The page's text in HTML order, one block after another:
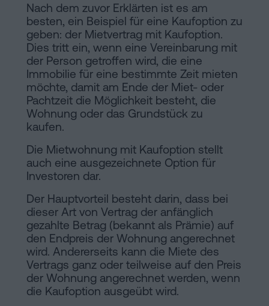
Nach dem zuvor Erklärten ist es am
besten, ein Beispiel für eine Kaufoption zu
geben: der Mietvertrag mit Kaufoption.
Dies tritt ein, wenn eine Vereinbarung mit
der Person getroffen wird, die eine
Immobilie für eine bestimmte Zeit mieten
möchte, damit am Ende der Miet- oder
Pachtzeit die Möglichkeit besteht, die
Wohnung oder das Grundstück zu
kaufen.
Die Mietwohnung mit Kaufoption stellt
auch eine ausgezeichnete Option für
Investoren dar.
Der Hauptvorteil besteht darin, dass bei
dieser Art von Vertrag der anfänglich
gezahlte Betrag (bekannt als Prämie) auf
den Endpreis der Wohnung angerechnet
wird. Andererseits kann die Miete des
Vertrags ganz oder teilweise auf den Preis
der Wohnung angerechnet werden, wenn
die Kaufoption ausgeübt wird.